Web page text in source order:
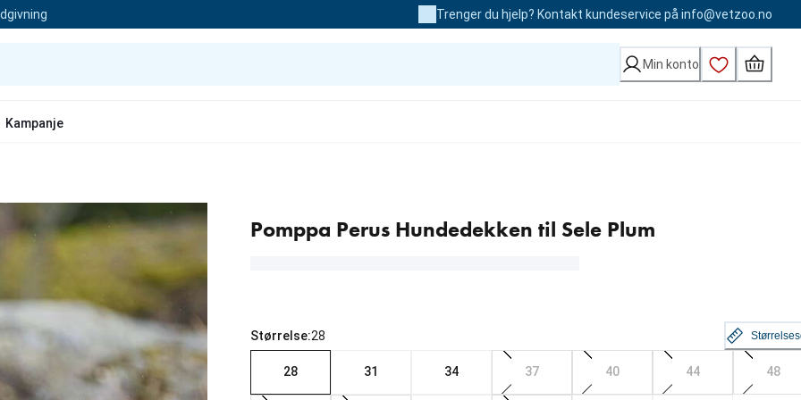
Trenger du hjelp? Kontakt kundeservice på info@vetzoo.no
Min konto
Kampanje
Pomppa Perus Hundedekken til Sele Plum
Størrelse:28
28 31 34 37 40 44 48